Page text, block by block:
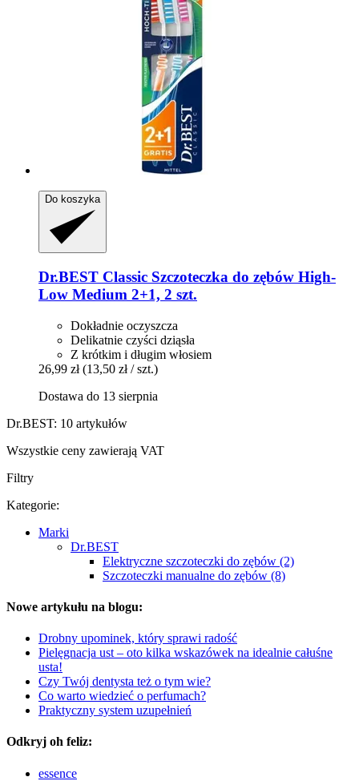
Do koszyka
Dr.BEST Classic Szczoteczka do zębów High-​
Low Medium 2+1, 2 szt.
Dokładnie oczyszcza
Delikatnie czyści dziąsła
Z krótkim i długim włosiem
26,99 zł (13,50 zł / szt.)
Dostawa do 13 sierpnia
Dr.BEST: 10 artykułów
Wszystkie ceny zawierają VAT
Filtry
Kategorie:
Marki
Dr.BEST
Elektryczne szczoteczki do zębów (2)
Szczoteczki manualne do zębów (8)
Nowe artykułu na blogu:
Drobny upominek, który sprawi radość
Pielęgnacja ust – oto kilka wskazówek na idealnie całuśne
usta!
Czy Twój dentysta też o tym wie?
Co warto wiedzieć o perfumach?
Praktyczny system uzupełnień
Odkryj oh feliz:
essence